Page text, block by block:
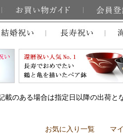
載のある場合は指定日以降の出荷と
お気に入り一覧 マ